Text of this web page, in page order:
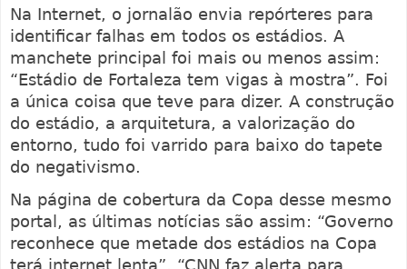
Na Internet, o jornalão envia repórteres para
identificar falhas em todos os estádios. A
manchete principal foi mais ou menos assim:
“Estádio de Fortaleza tem vigas à mostra”. Foi
a única coisa que teve para dizer. A construção
do estádio, a arquitetura, a valorização do
entorno, tudo foi varrido para baixo do tapete
do negativismo.
Na página de cobertura da Copa desse mesmo
portal, as últimas notícias são assim: “Governo
reconhece que metade dos estádios na Copa
terá internet lenta”, “CNN faz alerta para